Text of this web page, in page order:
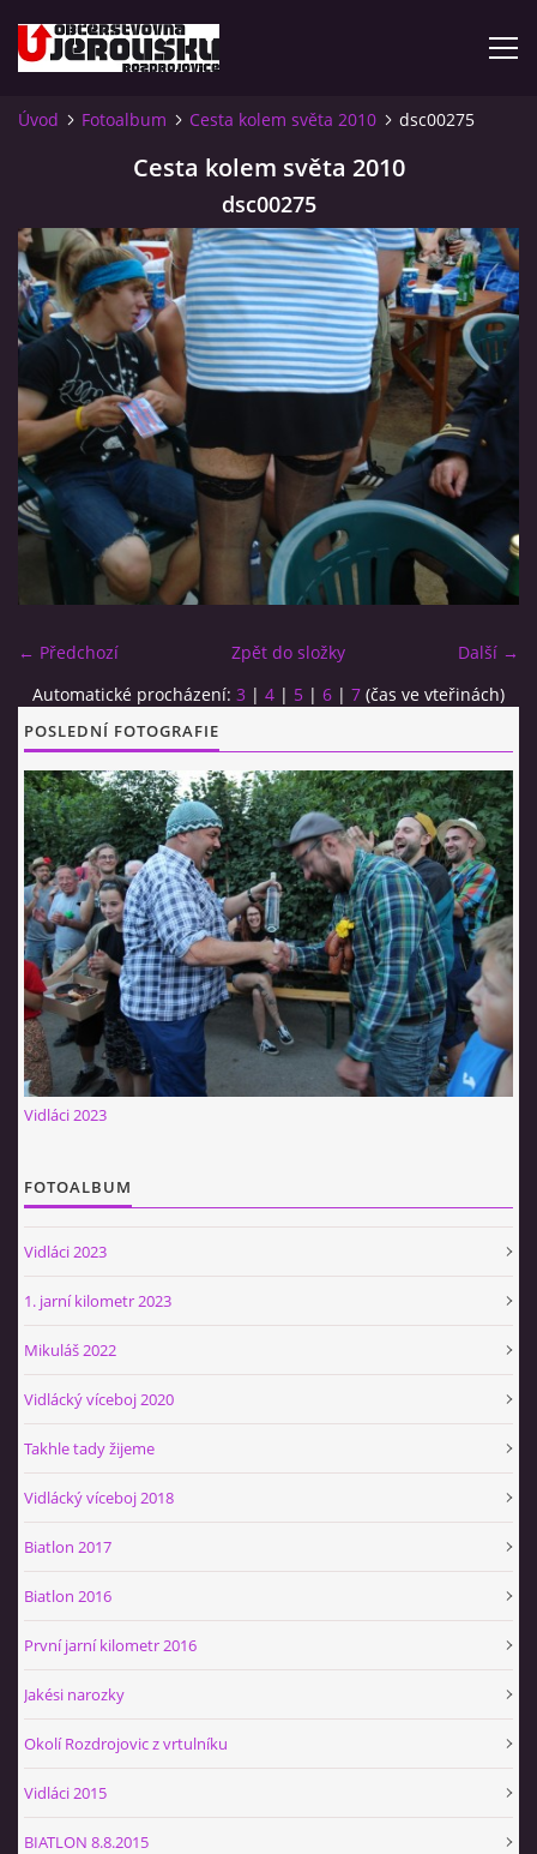
VIDLÁCKÝ VÍCEBOJ 2023 - VIDEO
OTEVÍRACÍ DOBA
VIDLÁCKÝ VÍCEBOJ 2020 - ČLÁNEK Z ROZDROJOVICKÉ
DRBNY 4/2020
VIDLÁCKÝ VÍCEBOJ 2020 - VIDEO
CO SI U NÁS DÁTE?
FOTOALBUM
CESTA KOLEM SVĚTA 2014 - VIDEO
VIDLÁCKÝ VÍCEBOJ 2023
CENÍK
Úvod Fotoalbum Cesta kolem světa 2010 dsc00275
Cesta kolem světa 2010
dsc00275
← Předchozí Další →
Zpět do složky
Automatické procházení: 3 | 4 | 5 | 6 | 7 (čas ve vteřinách)
POSLEDNÍ FOTOGRAFIE
Vidláci 2023
FOTOALBUM
Vidláci 2023
1. jarní kilometr 2023
Mikuláš 2022
Vidlácký víceboj 2020
Takhle tady žijeme
Vidlácký víceboj 2018
Biatlon 2017
Biatlon 2016
První jarní kilometr 2016
Jakési narozky
Okolí Rozdrojovic z vrtulníku
Vidláci 2015
BIATLON 8.8.2015